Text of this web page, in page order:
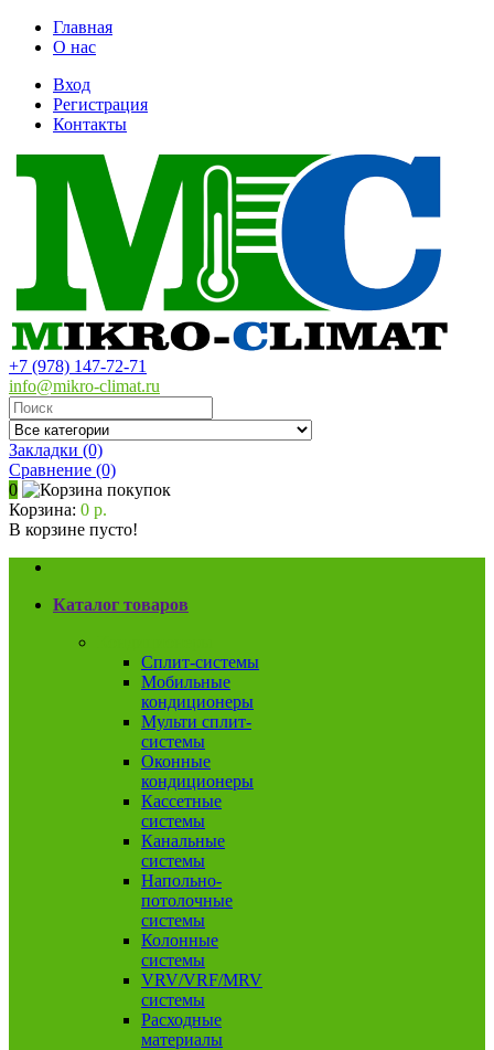
Главная
О нас
Вход
Регистрация
Контакты
+7 (978) 147-72-71
info@mikro-climat.ru
Закладки (0)
Сравнение (0)
0
Корзина: 0 р.
В корзине пусто!
Каталог товаров
Сплит-системы
Мобильные
кондиционеры
Мульти сплит-
системы
Оконные
кондиционеры
Кассетные
системы
Канальные
системы
Напольно-
потолочные
системы
Колонные
системы
VRV/VRF/MRV
системы
Расходные
материалы